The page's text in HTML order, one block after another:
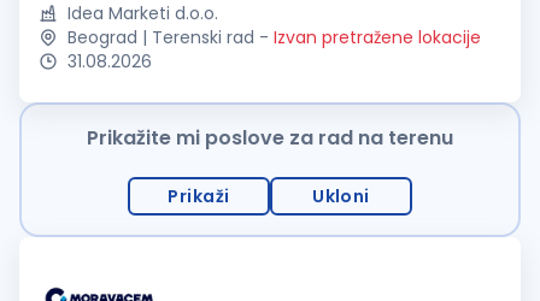
Idea Marketi d.o.o.
Beograd | Terenski rad - Izvan pretražene lokacije
31.08.2026
Prikažite mi poslove za rad na terenu
Prikaži Ukloni